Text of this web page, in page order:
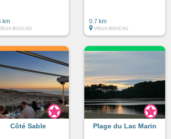
km
BOUCAU
0.7 km
VIEUX-BOUCAU
Côté Sable Plage du Lac Marin